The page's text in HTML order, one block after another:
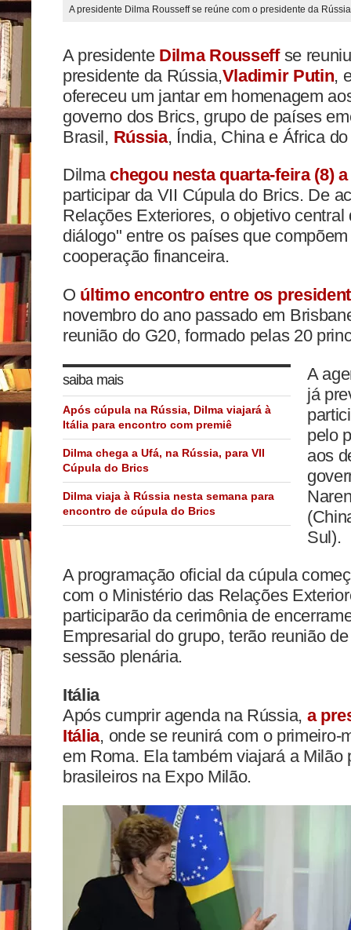
A presidente Dilma Rousseff se reúne com o presidente da
A presidente Dilma Rousseffse
presidente da Rússia,Vladimir Putin,
ofereceu um jantar em homenagem
governo dos Brics, grupo de países
Brasil, Rússia, Índia, China e África
Dilmachegou nesta quarta-feira (8)
participar da VII Cúpula do Brics. De
Relações Exteriores, o objetivo
diálogo" entre os países que
cooperação financeira.
O último encontro entre os
novembro do ano passado em
reunião do G20, formado pelas 20
saiba mais
Após cúpula na Rússia, Dilma viajará à
Itália para encontro com premiê
Dilma chega a Ufá, na Rússia, para VII
Cúpula do Brics
Dilma viaja à Rússia nesta semana para
encontro de cúpula do Brics
A
já
pelo
aos
Sul).
A programação oficial da cúpula
com o Ministério das Relações
participarão da cerimônia de
Empresarial do grupo, terão reunião
sessão plenária.
Itália
Após cumprir agenda na Rússia, a
Itália, onde se reunirá com o primeiro-
em Roma. Ela também viajará a Milão
brasileiros na Expo Milão.